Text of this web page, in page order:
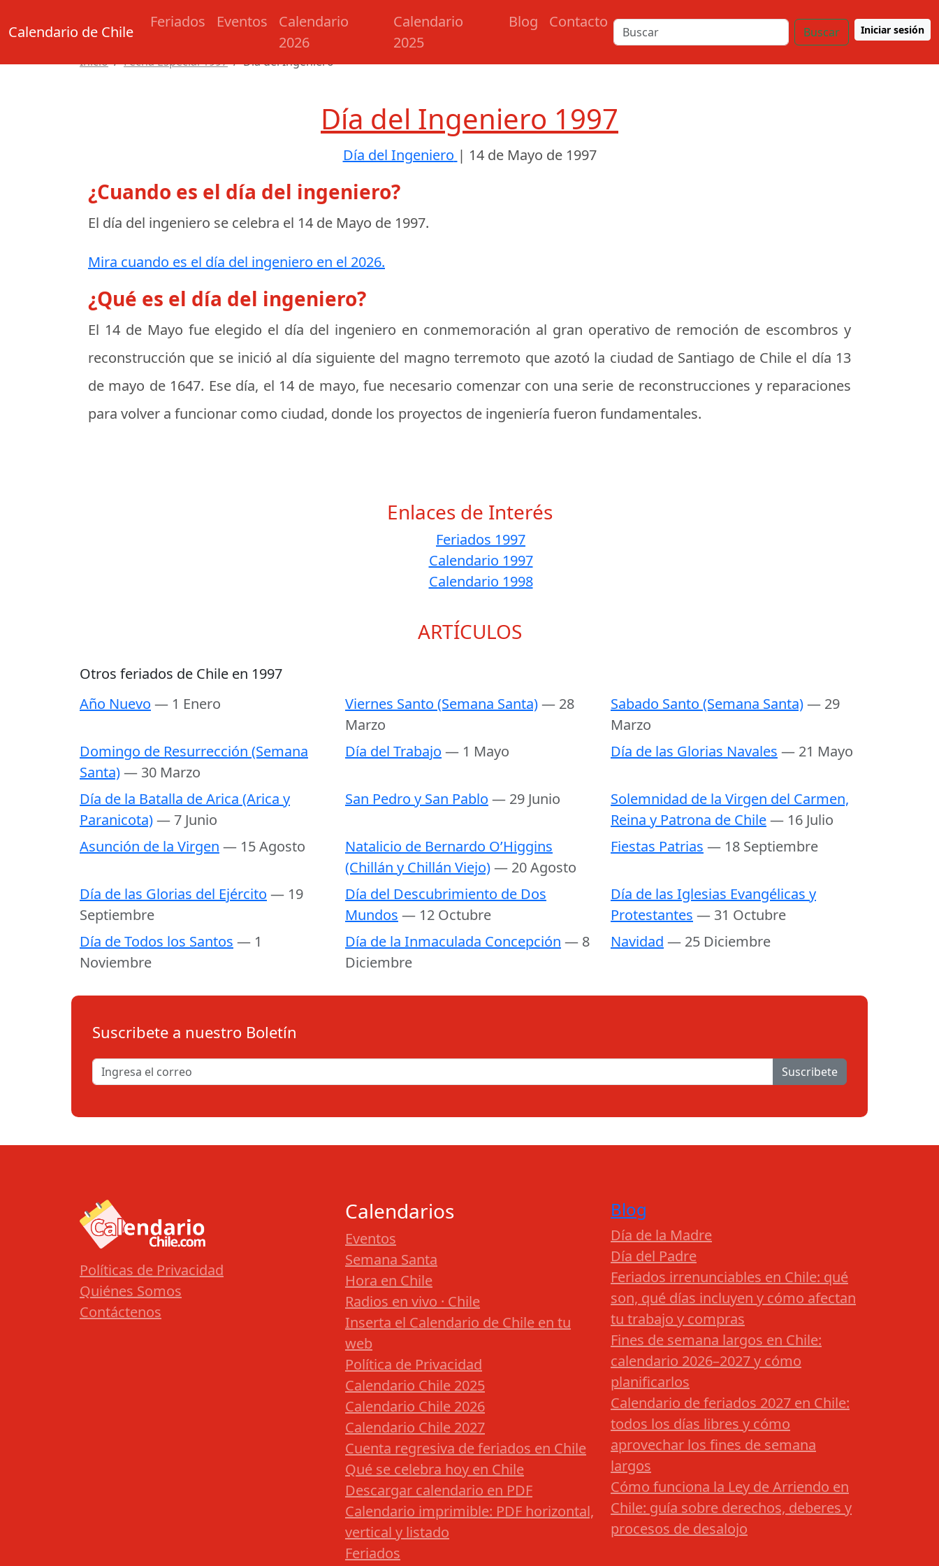
Calendario de Chile
Feriados Eventos
Calendario
2026
Calendario
2025
Blog Contacto
Buscar Iniciar sesión
Inicio Fecha Especial 1997 Día del Ingeniero
Día del Ingeniero 1997
Día del Ingeniero | 14 de Mayo de 1997
¿Cuando es el día del ingeniero?
El día del ingeniero se celebra el 14 de Mayo de 1997.
Mira cuando es el día del ingeniero en el 2026.
¿Qué es el día del ingeniero?
El 14 de Mayo fue elegido el día del ingeniero en conmemoración al gran operativo de remoción de escombros y
reconstrucción que se inició al día siguiente del magno terremoto que azotó la ciudad de Santiago de Chile el día 13
de mayo de 1647. Ese día, el 14 de mayo, fue necesario comenzar con una serie de reconstrucciones y reparaciones
para volver a funcionar como ciudad, donde los proyectos de ingeniería fueron fundamentales.
Enlaces de Interés
Feriados 1997
Calendario 1997
Calendario 1998
ARTÍCULOS
Otros feriados de Chile en 1997
Año Nuevo — 1 Enero Viernes Santo (Semana Santa)— 28
Marzo
Sabado Santo (Semana Santa)— 29
Marzo
Domingo de Resurrección (Semana
Santa)— 30 Marzo
Día del Trabajo — 1 Mayo Día de las Glorias Navales — 21 Mayo
Día de la Batalla de Arica (Arica y
Paranicota)— 7 Junio
San Pedro y San Pablo — 29 Junio
Solemnidad de la Virgen del Carmen,
Reina y Patrona de Chile— 16 Julio
Asunción de la Virgen — 15 Agosto
Natalicio de Bernardo O’Higgins
(Chillán y Chillán Viejo)— 20 Agosto
Fiestas Patrias — 18 Septiembre
Día de las Glorias del Ejército — 19
Septiembre
Día del Descubrimiento de Dos
Mundos — 12 Octubre
Día de las Iglesias Evangélicas y
Protestantes — 31 Octubre
Día de Todos los Santos — 1
Noviembre
Día de la Inmaculada Concepción — 8
Diciembre
Navidad — 25 Diciembre
Suscribete a nuestro Boletín
Suscribete
Políticas de Privacidad
Quiénes Somos
Contáctenos
Calendarios
Eventos
Semana Santa
Hora en Chile
Radios en vivo · Chile
Inserta el Calendario de Chile en tu
web
Política de Privacidad
Calendario Chile 2025
Calendario Chile 2026
Calendario Chile 2027
Cuenta regresiva de feriados en Chile
Qué se celebra hoy en Chile
Descargar calendario en PDF
Calendario imprimible: PDF horizontal,
vertical y listado
Feriados
Blog
Día de la Madre
Día del Padre
Feriados irrenunciables en Chile: qué
son, qué días incluyen y cómo afectan
tu trabajo y compras
Fines de semana largos en Chile:
calendario 2026–2027 y cómo
planificarlos
Calendario de feriados 2027 en Chile:
todos los días libres y cómo
aprovechar los fines de semana
largos
Cómo funciona la Ley de Arriendo en
Chile: guía sobre derechos, deberes y
procesos de desalojo